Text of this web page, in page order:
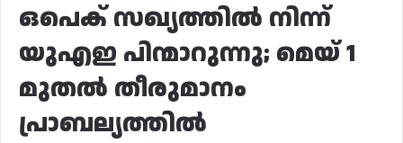
ഒപെക് സഖ്യത്തിൽ നിന്ന്
യുഎഇ പിന്മാറുന്നു; മെയ് 1
മുതൽ തീരുമാനം
പ്രാബല്യത്തിൽ